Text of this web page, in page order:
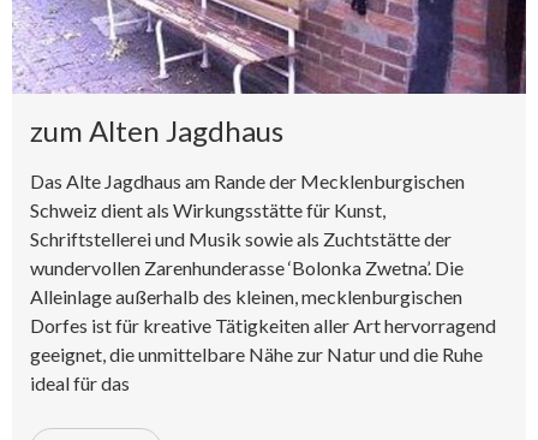
zum Alten Jagdhaus
Das Alte Jagdhaus am Rande der Mecklenburgischen
Schweiz dient als Wirkungsstätte für Kunst,
Schriftstellerei und Musik sowie als Zuchtstätte der
wundervollen Zarenhunderasse ‘Bolonka Zwetna’. Die
Alleinlage außerhalb des kleinen, mecklenburgischen
Dorfes ist für kreative Tätigkeiten aller Art hervorragend
geeignet, die unmittelbare Nähe zur Natur und die Ruhe
ideal für das